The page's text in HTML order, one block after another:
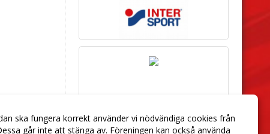
ska fungera korrekt använder vi nödvändiga cookies från
går inte att stänga av. Föreningen kan också använda